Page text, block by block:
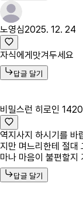
노영심2025. 12. 24
자식에게맛겨두세요
답글 달기
비밀스런 히로인 14
역지사지 하시기를 바
지만 며느리한테 절대
마나 마음이 불편할지
답글 달기